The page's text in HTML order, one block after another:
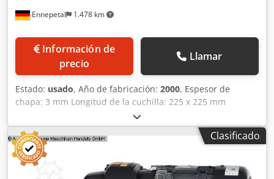
Ennepetal 1.478 km
Información de
precio
Llamar
Estado: usado, Año de fabricación: 2000, Espesor de
chapa: 3 mm Longitud de la cuchilla: 225 x 225 mm
Dkodsxyacpjpfx Afasr Ángulo de corte: 90° Saliente: 110
mm Ciclos por minuto: 45 Potencia total requerida: 2,5 kW
Peso de la máquina aprox.: 0,9 t Dimensiones aprox.: 1 x 1
x 1,2 m
Clasificado